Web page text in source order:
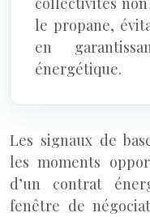
le propane,
en
énergétique.
Les signaux de
les moments
d’un contrat
fenêtre de